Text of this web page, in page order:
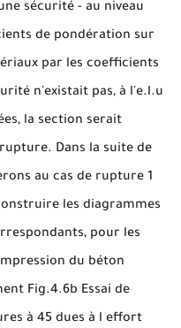
sécurité - au niveau
de pondération sur
par les coefficients
n'existait pas, à l'e.l.u
la section serait
Dans la suite de
au cas de rupture 1
les diagrammes
pour les
du béton
Fig.4.6b Essai de
à 45 dues à l effort